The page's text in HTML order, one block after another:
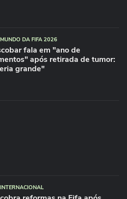
DA FIFA 2026
fala em "ano de
após retirada de tumor:
grande"